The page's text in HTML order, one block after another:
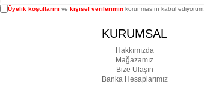
Üyelik koşullarını ve kişisel verilerimin korunmasını kabul ediyorum.
KURUMSAL
Hakkımızda
Mağazamız
Bize Ulaşın
Banka Hesaplarımız